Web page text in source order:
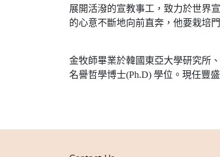
展開活潑的宣教事工，致力於世界
的心意不斷地向前直奔，他要栽培
金牧師畢業於韓國東亞大學研究所
名譽哲學博士(Ph.D) 學位。現任豐